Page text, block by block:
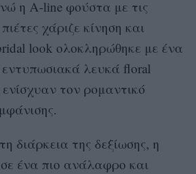
η Α-line φούστα με τις
χάριζε κίνηση και
look ολοκληρώθηκε με ένα
λευκά floral
τον ρομαντικό
διάρκεια της δεξίωσης, η
ένα πιο ανάλαφρο και